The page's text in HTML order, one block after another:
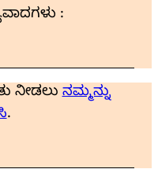
:
ನೀಡಲುನಮ್ಮನ್ನು
.